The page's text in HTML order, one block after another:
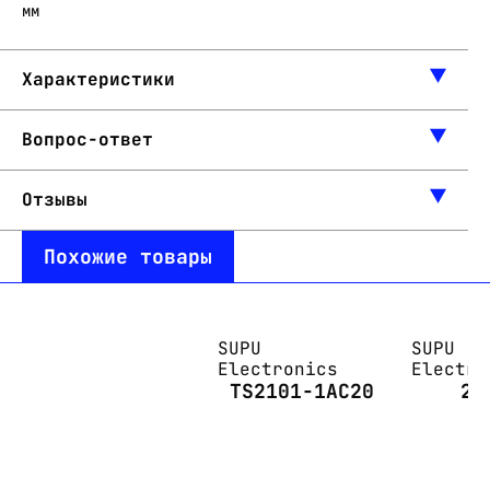
мм
Характеристики
Вопрос-ответ
Отзывы
Похожие товары
SUPU
Electronics
TS2101-1AC20
SUPU